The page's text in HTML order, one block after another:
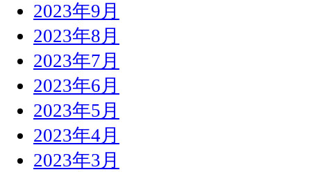
2023年9月
2023年8月
2023年7月
2023年6月
2023年5月
2023年4月
2023年3月